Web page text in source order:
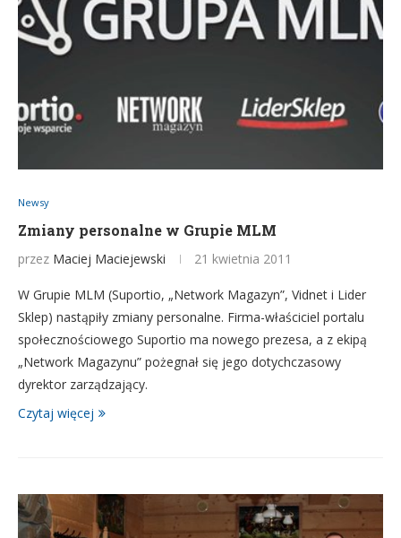
Newsy
Zmiany personalne w Grupie MLM
przez Maciej Maciejewski 21 kwietnia 2011
W Grupie MLM (Suportio, „Network Magazyn”, Vidnet i Lider
Sklep) nastąpiły zmiany personalne. Firma-właściciel portalu
społecznościowego Suportio ma nowego prezesa, a z ekipą
„Network Magazynu” pożegnał się jego dotychczasowy
dyrektor zarządzający.
Czytaj więcej